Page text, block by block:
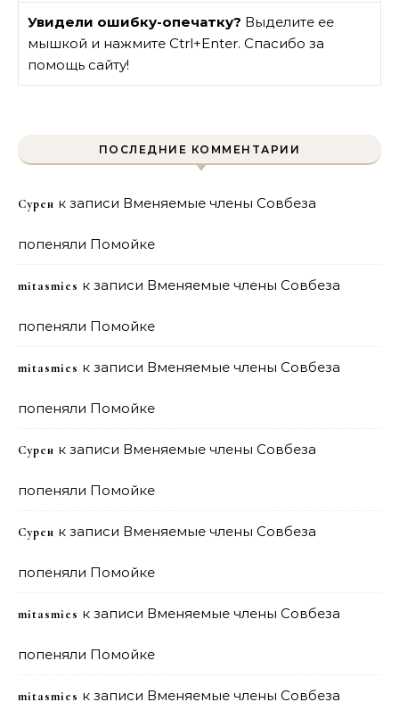
Увидели ошибку-опечатку? Выделите ее
мышкой и нажмите Ctrl+Enter. Спасибо за
помощь сайту!
ПОСЛЕДНИЕ КОММЕНТАРИИ
Сурен к записи Вменяемые члены Совбеза
попеняли Помойке
mitasmies к записи Вменяемые члены Совбеза
попеняли Помойке
mitasmies к записи Вменяемые члены Совбеза
попеняли Помойке
Сурен к записи Вменяемые члены Совбеза
попеняли Помойке
Сурен к записи Вменяемые члены Совбеза
попеняли Помойке
mitasmies к записи Вменяемые члены Совбеза
попеняли Помойке
mitasmies к записи Вменяемые члены Совбеза